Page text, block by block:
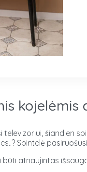
kojelėmis
šiandien
Spintelė
būti atnaujintas